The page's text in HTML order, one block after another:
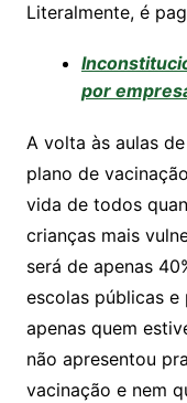
Literalmente, é
por
A volta às aulas
plano de
vida de todos
crianças mais
será de apenas
escolas públicas
apenas quem
não apresentou
vacinação e nem